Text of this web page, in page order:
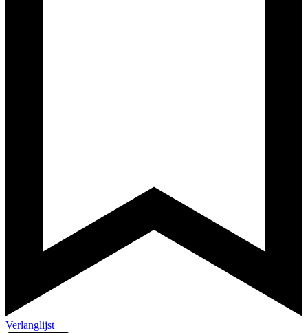
Verlanglijst